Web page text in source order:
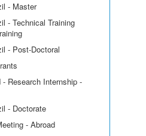
- Master
- Technical Training
- Post-Doctoral
Research Internship -
- Doctorate
- Abroad